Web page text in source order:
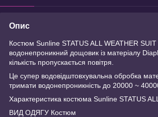
Опис
Костюм Sunline STATUS ALL WEATHER
водонепроникний дощовик із матеріалу
кількість пропускається повітря.
Це супер водовідштовхувальна обробка
тримати водонепроникність до 20000 ~
Характеристика костюма Sunline STATUS
ВИД ОДЯГУ Костюм